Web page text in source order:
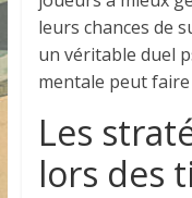
leurs chances de
un véritable duel
mentale peut
Les
lors des